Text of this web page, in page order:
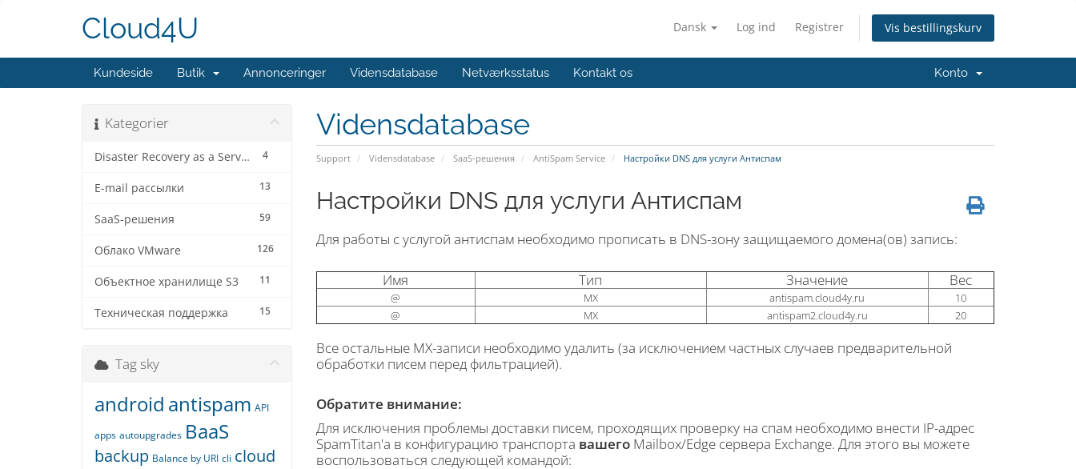
Dansk Log ind Registrer Vis bestillingskurv
Cloud4U
Kundeside Butik Annonceringer Vidensdatabase Netværksstatus Kontakt os Konto
Vidensdatabase
Support Vidensdatabase SaaS-решения AntiSpam Service Настройки DNS для услуги Антиспам
Kategorier
4
Disaster Recovery as a Service
13
E-mail рассылки
59
SaaS-решения
126
Облако VMware
11
Объектное хранилище S3
15
Техническая поддержка
Настройки DNS для услуги Антиспам
Для работы с услугой антиспам необходимо прописать в DNS-зону защищаемого домена(ов) запись:
Имя Тип Значение Вес
@ MX antispam.cloud4y.ru
10
@
MX antispam2.cloud4y.ru 20
Все остальные MX-записи необходимо удалить (за исключением частных случаев предварительной
обработки писем перед фильтрацией).
Обратите внимание:
Для исключения проблемы доставки писем, проходящих проверку на спам необходимо внести IP-адрес
SpamTitan'a в конфигурацию транспорта вашегоMailbox/Edge сервера Exchange. Для этого вы можете
воспользоваться следующей командой:
Tag sky
android antispam API
apps autoupgrades BaaS
backup Balance by URI cli cloud